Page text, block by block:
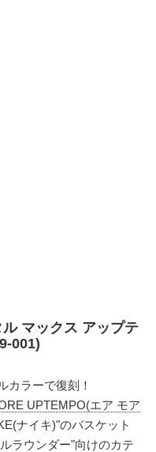
ル マックス アップテ
001)
カラーで復刻！
UPTEMPO(エア モア
ナイキ)"のバスケット
ラウンダー"向けのカテ